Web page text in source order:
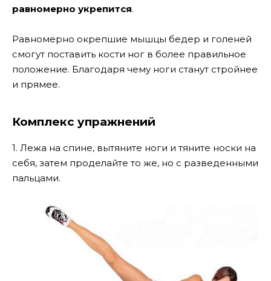
равномерно укрепится.
Равномерно окрепшие мышцы бедер и голеней
смогут поставить кости ног в более правильное
положение. Благодаря чему ноги станут стройнее
и прямее.
Комплекс упражнений
1. Лежа на спине, вытяните ноги и тяните носки на
себя, затем проделайте то же, но с разведенными
пальцами.